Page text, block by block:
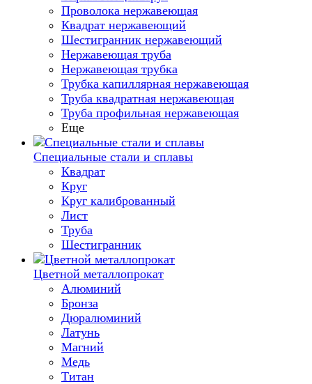
Проволока нержавеющая
Квадрат нержавеющий
Шестигранник нержавеющий
Нержавеющая труба
Нержавеющая трубка
Трубка капиллярная нержавеющая
Труба квадратная нержавеющая
Труба профильная нержавеющая
Еще
Специальные стали и сплавы
Квадрат
Круг
Круг калиброванный
Лист
Труба
Шестигранник
Цветной металлопрокат
Алюминий
Бронза
Дюралюминий
Латунь
Магний
Медь
Титан